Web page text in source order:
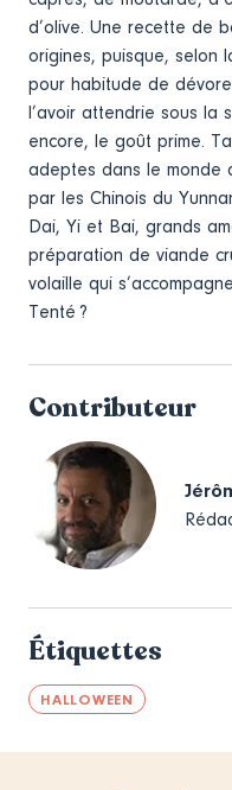
d’olive. Une recette de
origines, puisque, selon
pour habitude de
l’avoir attendrie sous la
encore, le goût prime.
adeptes dans le monde
par les Chinois du
Dai, Yi et Bai, grands
préparation de viande
volaille qui
Tenté ?
Contributeur
Étiquettes
HALLOWEEN